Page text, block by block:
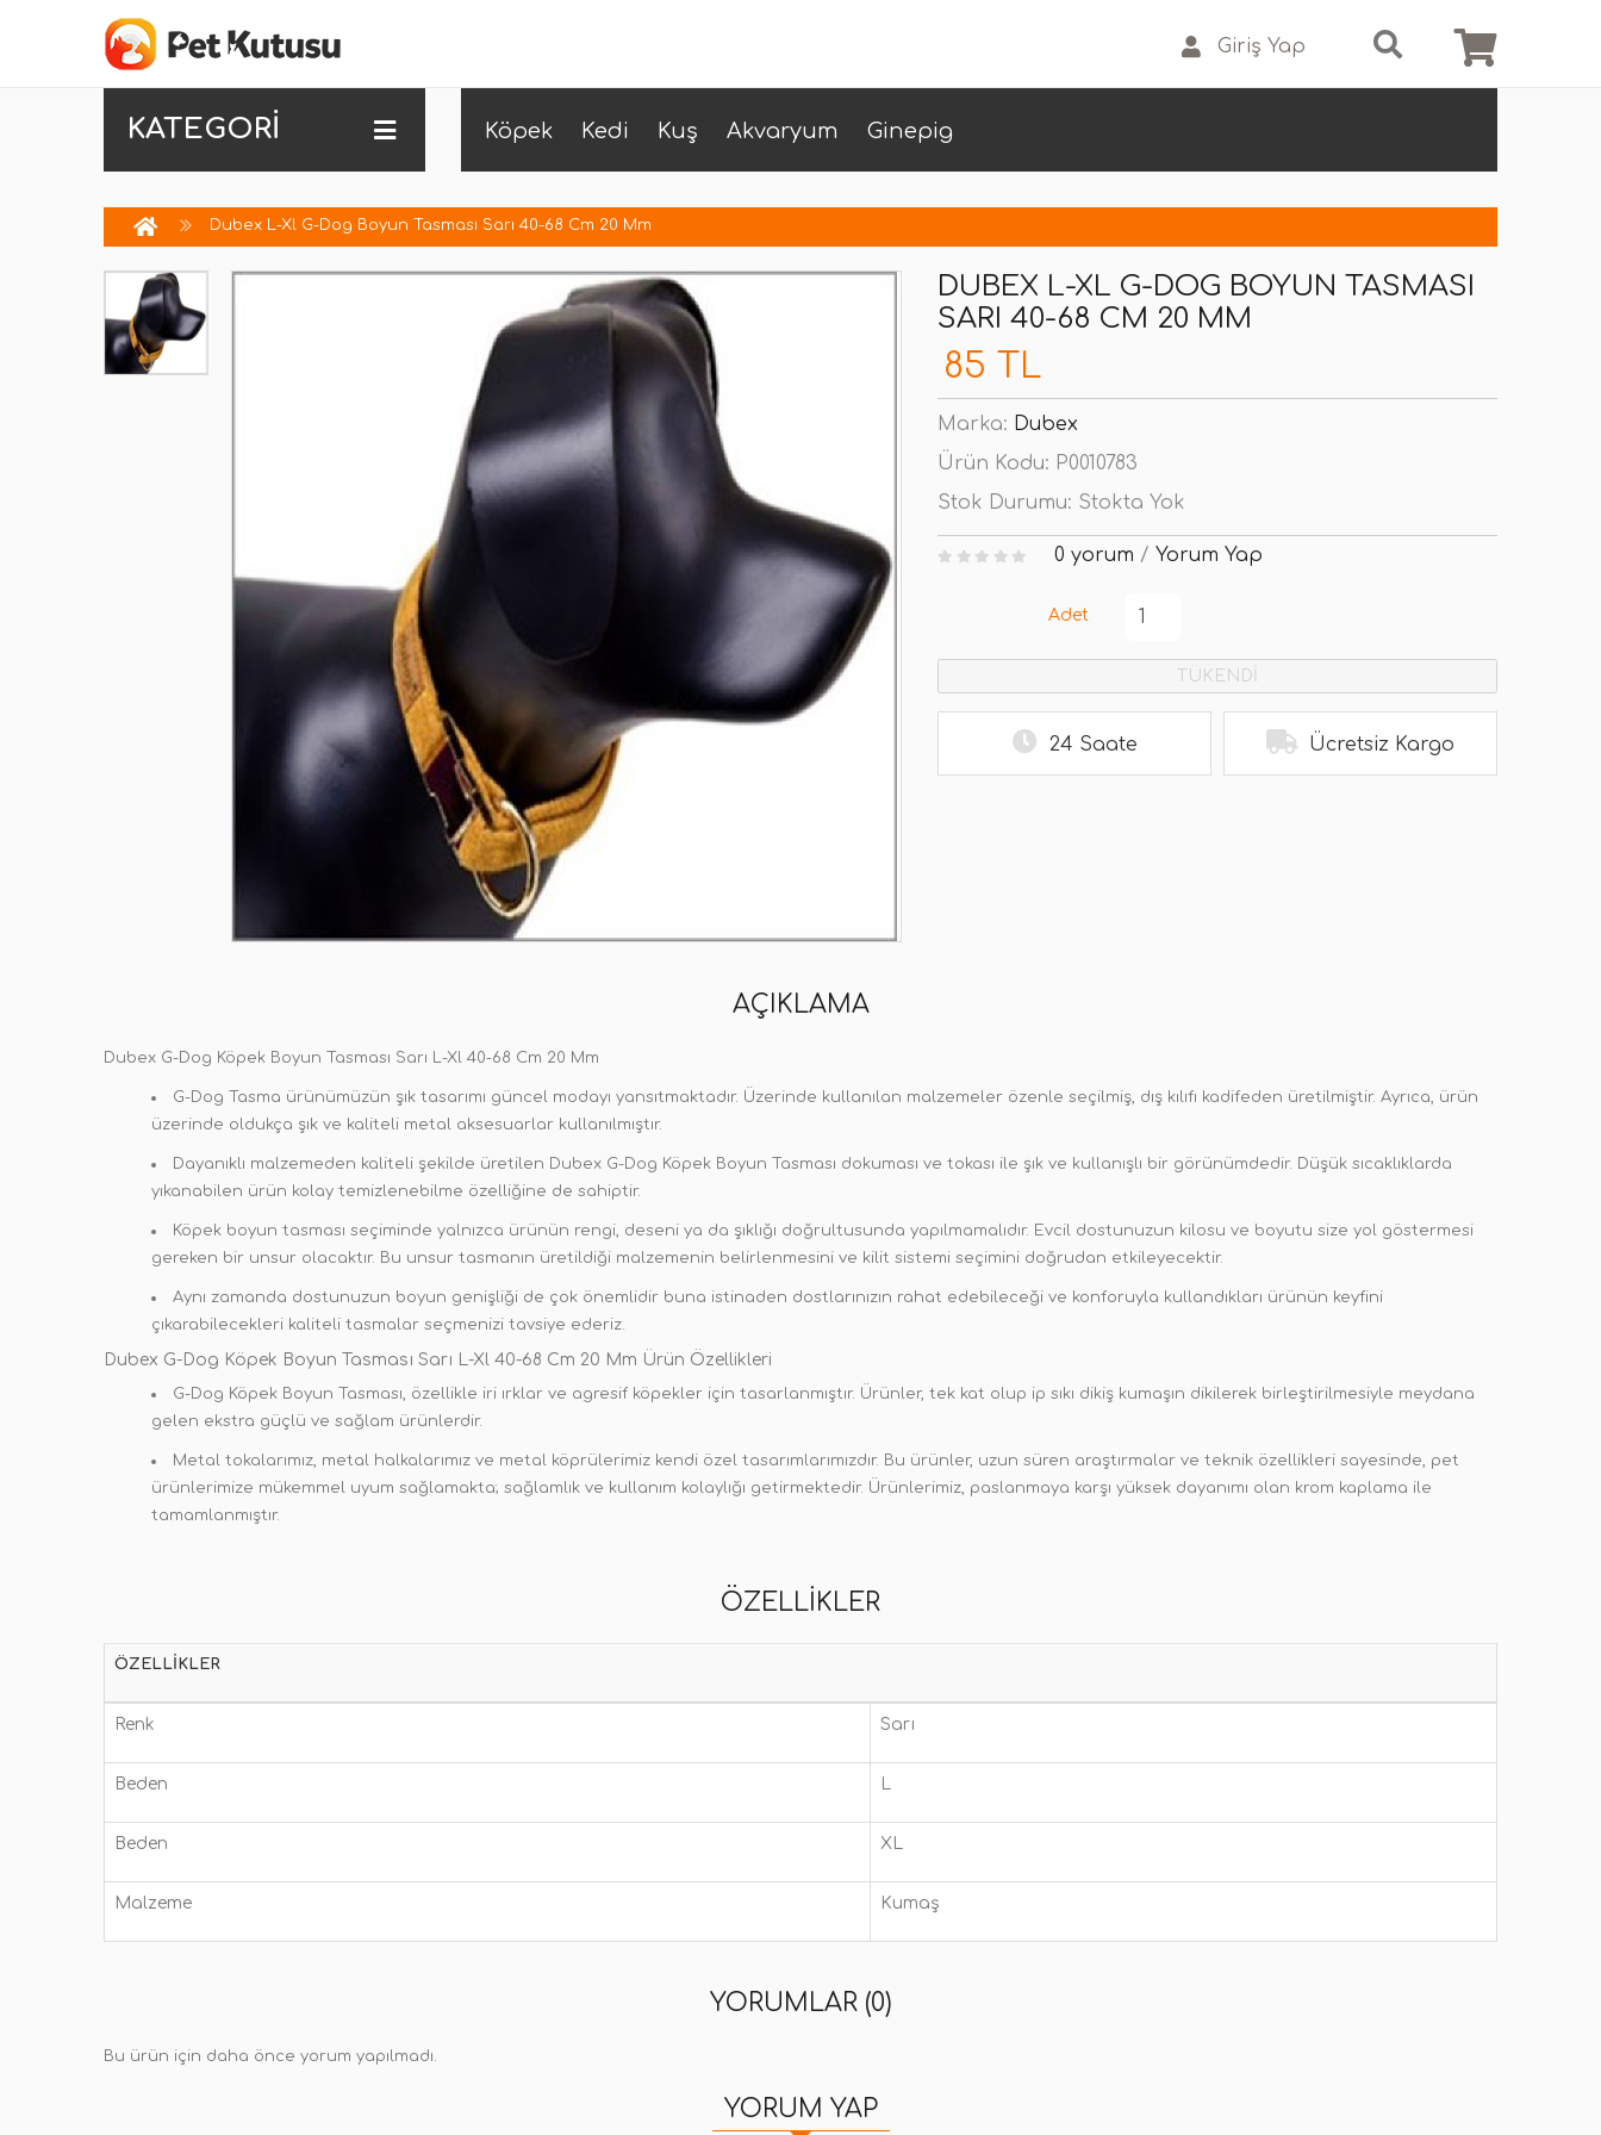
Giriş Yap
KATEGORİ Köpek Kedi Kuş Akvaryum Ginepig
Dubex L-Xl G-Dog Boyun Tasması Sarı 40-68 Cm 20 Mm
DUBEX L-XL G-DOG BOYUN TASMASI
SARI 40-68 CM 20 MM
85 TL
Marka: Dubex
Ürün Kodu: P0010783
Stok Durumu: Stokta Yok
0 yorum / Yorum Yap
Adet
TÜKENDİ
24 Saate Ücretsiz Kargo
AÇIKLAMA
Dubex G-Dog Köpek Boyun Tasması Sarı L-Xl 40-68 Cm 20 Mm
G-Dog Tasma ürünümüzün şık tasarımı güncel modayı yansıtmaktadır. Üzerinde kullanılan malzemeler özenle seçilmiş, dış kılıfı kadifeden üretilmiştir. Ayrıca, ürün
üzerinde oldukça şık ve kaliteli metal aksesuarlar kullanılmıştır.
Dayanıklı malzemeden kaliteli şekilde üretilen Dubex G-Dog Köpek Boyun Tasması dokuması ve tokası ile şık ve kullanışlı bir görünümdedir. Düşük sıcaklıklarda
yıkanabilen ürün kolay temizlenebilme özelliğine de sahiptir.
Köpek boyun tasması seçiminde yalnızca ürünün rengi, deseni ya da şıklığı doğrultusunda yapılmamalıdır. Evcil dostunuzun kilosu ve boyutu size yol göstermesi
gereken bir unsur olacaktır. Bu unsur tasmanın üretildiği malzemenin belirlenmesini ve kilit sistemi seçimini doğrudan etkileyecektir.
Aynı zamanda dostunuzun boyun genişliği de çok önemlidir buna istinaden dostlarınızın rahat edebileceği ve konforuyla kullandıkları ürünün keyfini
çıkarabilecekleri kaliteli tasmalar seçmenizi tavsiye ederiz.
Dubex G-Dog Köpek Boyun Tasması Sarı L-Xl 40-68 Cm 20 Mm Ürün Özellikleri
G-Dog Köpek Boyun Tasması, özellikle iri ırklar ve agresif köpekler için tasarlanmıştır. Ürünler, tek kat olup ip sıkı dikiş kumaşın dikilerek birleştirilmesiyle meydana
gelen ekstra güçlü ve sağlam ürünlerdir.
Metal tokalarımız, metal halkalarımız ve metal köprülerimiz kendi özel tasarımlarımızdır. Bu ürünler, uzun süren araştırmalar ve teknik özellikleri sayesinde, pet
ürünlerimize mükemmel uyum sağlamakta; sağlamlık ve kullanım kolaylığı getirmektedir. Ürünlerimiz, paslanmaya karşı yüksek dayanımı olan krom kaplama ile
tamamlanmıştır.
ÖZELLIKLER
ÖZELLIKLER
Renk Sarı
Beden L
Beden XL
Malzeme Kumaş
YORUMLAR (0)
Bu ürün için daha önce yorum yapılmadı.
YORUM YAP